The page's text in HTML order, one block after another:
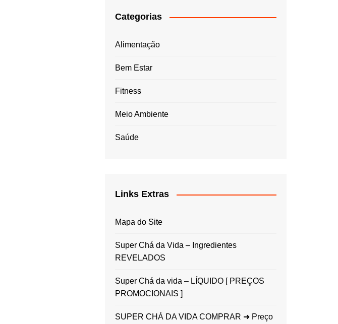
Categorias
Alimentação
Bem Estar
Fitness
Meio Ambiente
Saúde
Links Extras
Mapa do Site
Super Chá da Vida – Ingredientes
REVELADOS
Super Chá da vida – LÍQUIDO [ PREÇOS
PROMOCIONAIS ]
SUPER CHÁ DA VIDA COMPRAR ➜ Preço